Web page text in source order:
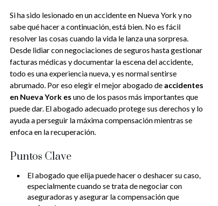
Si ha sido lesionado en un accidente en Nueva York y no
sabe qué hacer a continuación, está bien. No es fácil
resolver las cosas cuando la vida le lanza una sorpresa.
Desde lidiar con negociaciones de seguros hasta gestionar
facturas médicas y documentar la escena del accidente,
todo es una experiencia nueva, y es normal sentirse
abrumado. Por eso elegir el mejor abogado de accidentes
en Nueva York es uno de los pasos más importantes que
puede dar. El abogado adecuado protege sus derechos y lo
ayuda a perseguir la máxima compensación mientras se
enfoca en la recuperación.
Puntos Clave
El abogado que elija puede hacer o deshacer su caso,
especialmente cuando se trata de negociar con
aseguradoras y asegurar la compensación que